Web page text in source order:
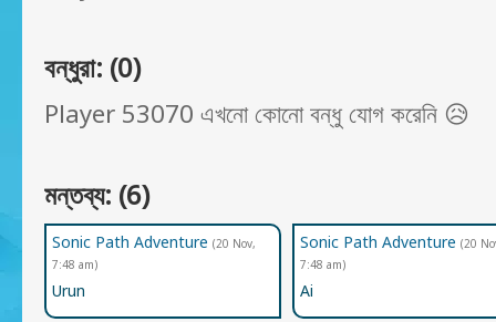
বন্ধুরা: (0)
Player 53070 এখনো কোনো বন্ধু যোগ করেনি 😥
মন্তব্য: (6)
Sonic Path Adventure (20 Nov,
7:48 am)
Urun
Sonic Path Adventure (20
7:48 am)
Ai